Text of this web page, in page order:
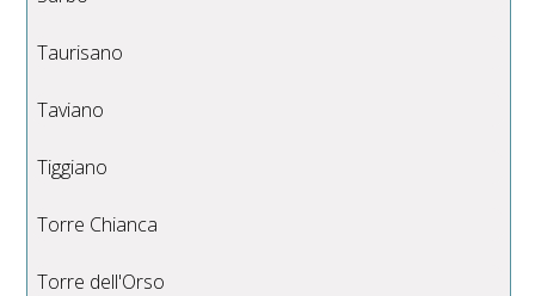
Taurisano
Taviano
Tiggiano
Torre Chianca
Torre dell'Orso